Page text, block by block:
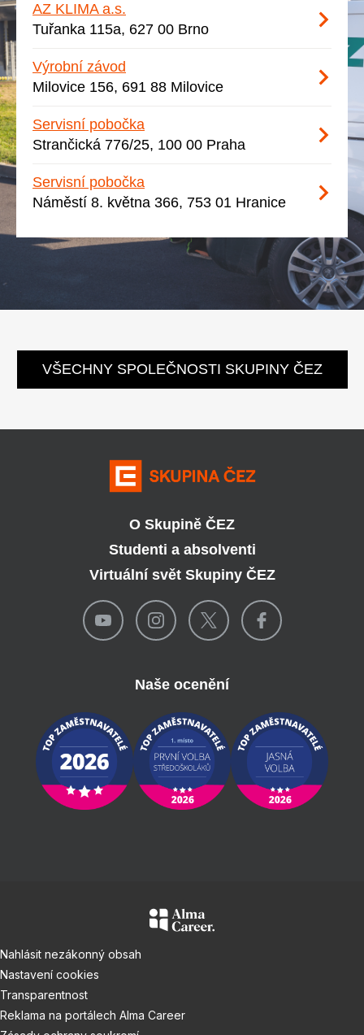
AZ KLIMA a.s.
Tuřanka 115a, 627 00 Brno
Výrobní závod
Milovice 156, 691 88 Milovice
Servisní pobočka
Strančická 776/25, 100 00 Praha
Servisní pobočka
Náměstí 8. května 366, 753 01 Hranice
VŠECHNY SPOLEČNOSTI SKUPINY ČEZ
O Skupině ČEZ
Studenti a absolventi
Virtuální svět Skupiny ČEZ
Naše ocenění
Nahlásit nezákonný obsah
Nastavení cookies
Transparentnost
Reklama na portálech Alma Career